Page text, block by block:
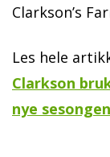
Clarkson’s
Les hele
Clarkson
nye